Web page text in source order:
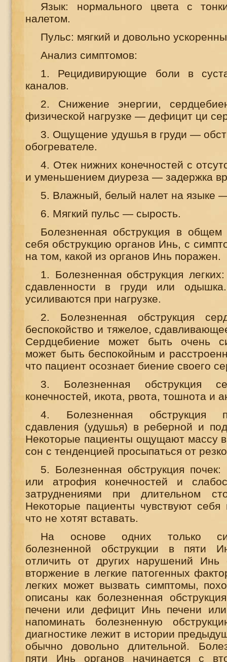
Язык: нормального цвета с
налетом.
Пульс: мягкий и довольно
Анализ симптомов:
1. Рецидивирующие боли в
каналов.
2. Снижение энергии,
физической нагрузке — дефицит ци
3. Ощущение удушья в груди —
обогревателе.
4. Отек нижних конечностей с
и уменьшением диуреза — задержка
5. Влажный, белый налет на языке
6. Мягкий пульс — сырость.
Болезненная обструкция в
себя обструкцию органов Инь, с
на том, какой из органов Инь поражен.
1. Болезненная обструкция
сдавленности в груди или
усиливаются при нагрузке.
2. Болезненная обструкция
беспокойство и тяжелое,
Сердцебиение может быть очень
может быть беспокойным и
что пациент осознает биение своего
3. Болезненная обструкция
конечностей, икота, рвота, тошнота и
4. Болезненная обструкция
сдавления (удушья) в реберной и
Некоторые пациенты ощущают массу
сон с тенденцией просыпаться от
5. Болезненная обструкция
или атрофия конечностей и
затруднениями при длительном
Некоторые пациенты чувствуют себя
что не хотят вставать.
На основе одних только
болезненной обструкции в пяти
отличить от других нарушений Инь
вторжение в легкие патогенных
легких может вызвать симптомы,
описаны как болезненная
печени или дефицит Инь печени
напоминать болезненную
диагностике лежит в истории
обычно довольно длительной.
пяти Инь органов начинается с